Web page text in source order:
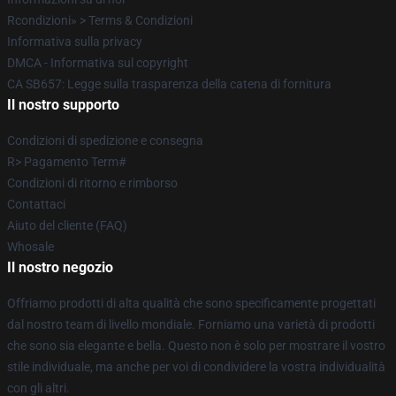
Rcondizioni» > Terms & Condizioni
Informativa sulla privacy
DMCA - Informativa sul copyright
CA SB657: Legge sulla trasparenza della catena di fornitura
Il nostro supporto
Condizioni di spedizione e consegna
R> Pagamento Term#
Condizioni di ritorno e rimborso
Contattaci
Aiuto del cliente (FAQ)
Whosale
Il nostro negozio
Offriamo prodotti di alta qualità che sono specificamente progettati
dal nostro team di livello mondiale. Forniamo una varietà di prodotti
che sono sia elegante e bella. Questo non è solo per mostrare il vostro
stile individuale, ma anche per voi di condividere la vostra individualità
con gli altri.